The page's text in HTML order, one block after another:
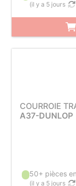
(il y a 5 jours
COURROIE
A37-DUNLOP
50+ pièces
(il y a 5 jours